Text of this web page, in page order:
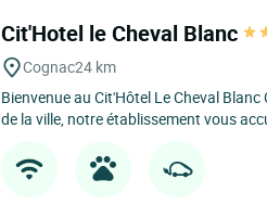
Cit'Hotel le Cheval Blanc
Cognac24 km
Bienvenue au Cit'Hôtel Le Cheval
de la ville, notre établissement vous